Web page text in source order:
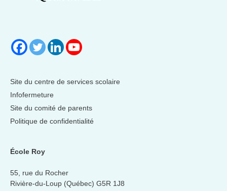
Site du centre de services scolaire
Infofermeture
Site du comité de parents
Politique de confidentialité
École Roy
55, rue du Rocher
Rivière-du-Loup (Québec) G5R 1J8